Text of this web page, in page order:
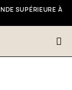
SUPÉRIEURE À